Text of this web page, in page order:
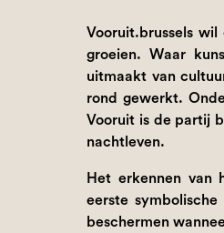
Vooruit.brussels
groeien. Waar
uitmaakt van
rond gewerkt.
Vooruit is de partij
nachtleven.
Het erkennen van
eerste
beschermen